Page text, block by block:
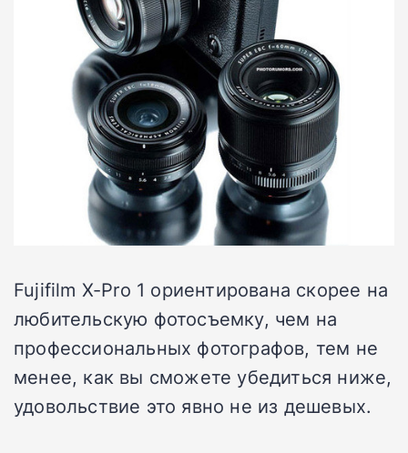
Fujifilm X-Pro 1 ориентирована скорее на
любительскую фотосъемку, чем на
профессиональных фотографов, тем не
менее, как вы сможете убедиться ниже,
удовольствие это явно не из дешевых.